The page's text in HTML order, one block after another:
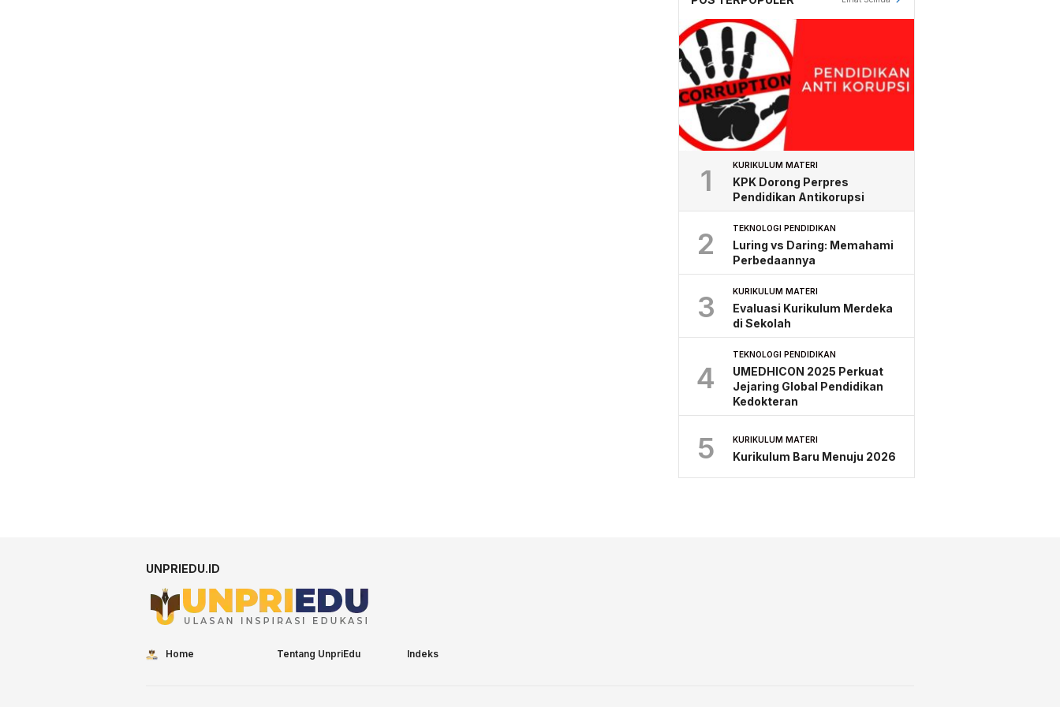
1 KURIKULUM MATERI
KPK Dorong Perpres
Pendidikan Antikorupsi
2 TEKNOLOGI PENDIDIKAN
Luring vs Daring: Memahami
Perbedaannya
3 KURIKULUM MATERI
Evaluasi Kurikulum Merdeka
di Sekolah
4
TEKNOLOGI PENDIDIKAN
UMEDHICON 2025 Perkuat
Jejaring Global Pendidikan
Kedokteran
5 KURIKULUM MATERI
Kurikulum Baru Menuju 2026
UNPRIEDU.ID
Home Tentang UnpriEdu Indeks